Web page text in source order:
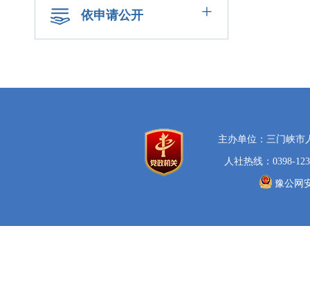
依申请公开 +
主办单位：三门峡
人社热线：0398-
豫公网